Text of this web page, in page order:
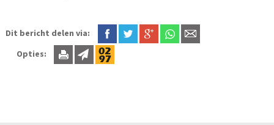
Dit bericht delen via:
Opties: